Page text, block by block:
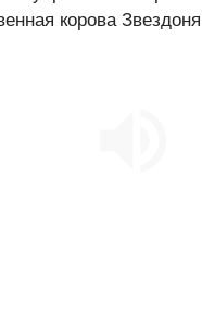
корова